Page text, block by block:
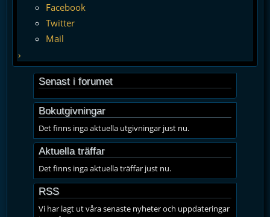
Facebook
Twitter
Mail
›
Senast i forumet
Bokutgivningar
Det finns inga aktuella utgivningar just nu.
Aktuella träffar
Det finns inga aktuella träffar just nu.
RSS
Vi har lagt ut våra senaste nyheter och uppdateringar